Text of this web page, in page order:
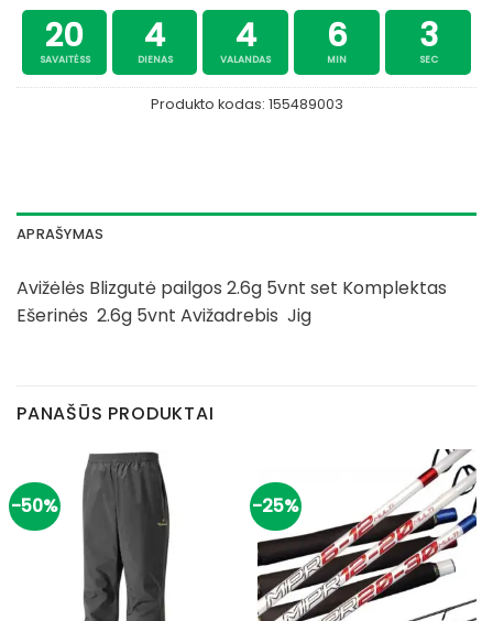
20
SAVAITĖSS
4
DIENAS
4
VALANDAS
6
MIN
3
SEC
Produkto kodas: 155489003
APRAŠYMAS
Avižėlės Blizgutė pailgos 2.6g 5vnt set Komplektas
Ešerinės 2.6g 5vnt Avižadrebis Jig
PANAŠŪS PRODUKTAI
-50% -25%